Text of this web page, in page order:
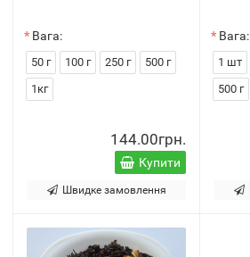
Вага:
50 г 100 г 250 г
500 г
1кг
144.00грн.
Купити
Швидке замовлення
Вага:
1 шт
500 г